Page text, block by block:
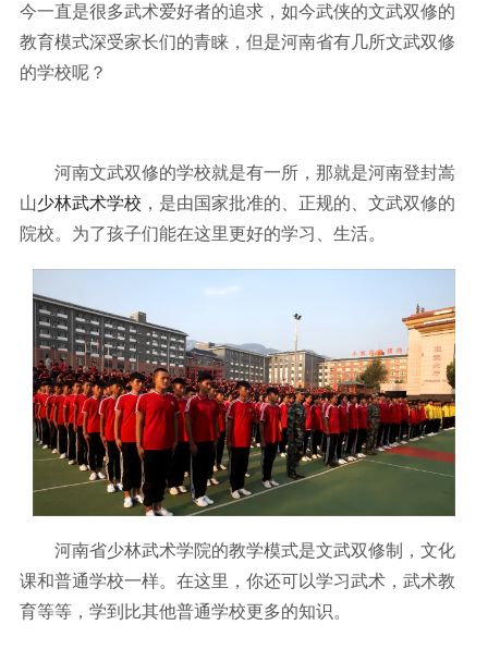
今一直是很多武术爱好者的追求，如今武侠的文武双修的
教育模式深受家长们的青睐，但是河南省有几所文武双修
的学校呢？
河南文武双修的学校就是有一所，那就是河南登封嵩
山少林武术学校 ，是由国家批准的、正规的、文武双修的
院校。为了孩子们能在这里更好的学习、生活。
河南省少林武术学院的教学模式是文武双修制，文化
课和普通学校一样。在这里，你还可以学习武术，武术教
育等等，学到比其他普通学校更多的知识。